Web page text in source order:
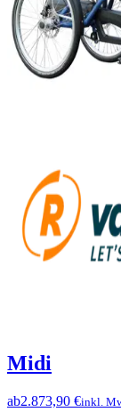
Midi
ab2.873,90 €inkl.